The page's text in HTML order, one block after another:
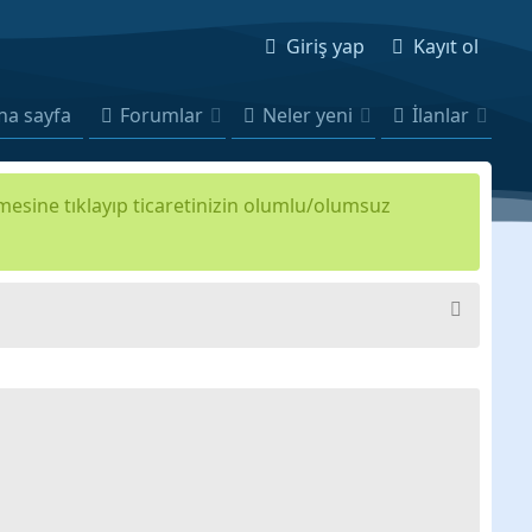
Giriş yap Kayıt ol
sayfa Forumlar Neler yeni İlanlar
tıklayıp ticaretinizin olumlu/olumsuz